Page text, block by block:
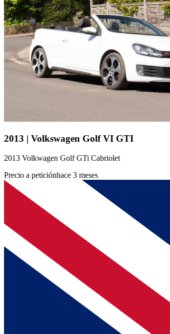
2013 | Volkswagen Golf VI GTI
2013 Volkwagen Golf GTi Cabriolet
Precio a peticiónhace 3 meses